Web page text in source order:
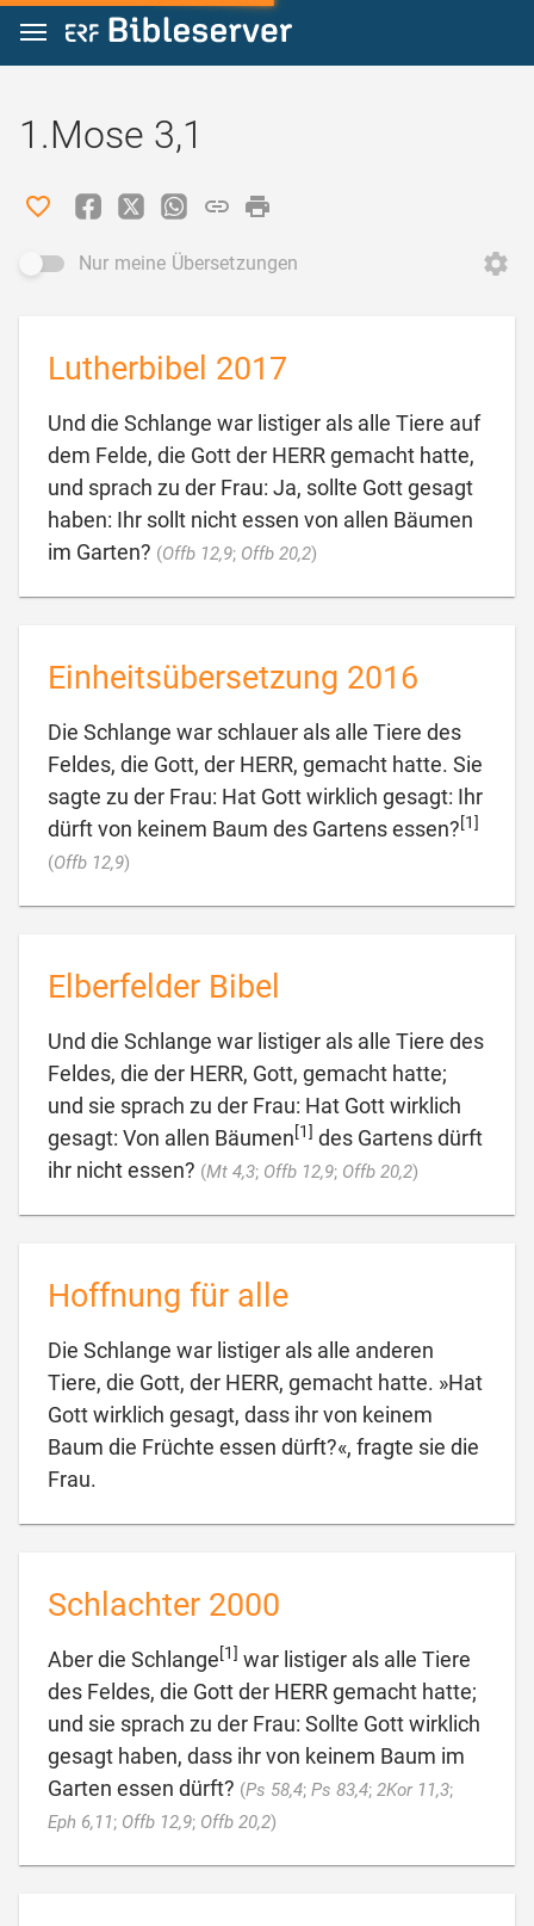
Zum Inhalt springen
1.Mose 3,1
Nur meine Übersetzungen
Lutherbibel 2017
Und die Schlange war listiger als alle Tiere auf
dem Felde, die Gott der HERR gemacht hatte,
und sprach zu der Frau: Ja, sollte Gott gesagt
haben: Ihr sollt nicht essen von allen Bäumen
im Garten? (Offb 12,9; Offb 20,2)
Einheitsübersetzung 2016
Die Schlange war schlauer als alle Tiere des
Feldes, die Gott, der HERR, gemacht hatte. Sie
sagte zu der Frau: Hat Gott wirklich gesagt: Ihr
dürft von keinem Baum des Gartens essen?[1]
(Offb 12,9)
Elberfelder Bibel
Und die Schlange war listiger als alle Tiere des
Feldes, die der HERR, Gott, gemacht hatte;
und sie sprach zu der Frau: Hat Gott wirklich
gesagt: Von allen Bäumen[1] des Gartens dürft
ihr nicht essen? (Mt 4,3; Offb 12,9; Offb 20,2)
Hoffnung für alle
Die Schlange war listiger als alle anderen
Tiere, die Gott, der HERR, gemacht hatte. »Hat
Gott wirklich gesagt, dass ihr von keinem
Baum die Früchte essen dürft?«, fragte sie die
Frau.
Schlachter 2000
Aber die Schlange[1] war listiger als alle Tiere
des Feldes, die Gott der HERR gemacht hatte;
und sie sprach zu der Frau: Sollte Gott wirklich
gesagt haben, dass ihr von keinem Baum im
Garten essen dürft? (Ps 58,4; Ps 83,4; 2Kor 11,3;
Eph 6,11; Offb 12,9; Offb 20,2)